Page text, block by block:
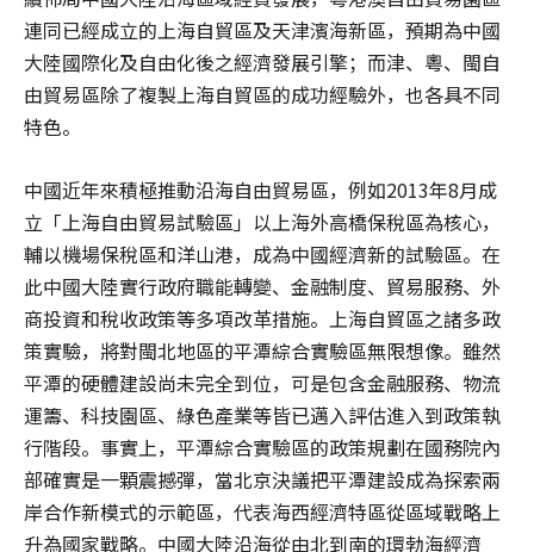
連同已經成立的上海自貿區及天津濱海新區，預期為中國
大陸國際化及自由化後之經濟發展引擎；而津、粵、閩自
由貿易區除了複製上海自貿區的成功經驗外，也各具不同
特色。
中國近年來積極推動沿海自由貿易區，例如2013年8月成
立「上海自由貿易試驗區」以上海外高橋保稅區為核心，
輔以機場保稅區和洋山港，成為中國經濟新的試驗區。在
此中國大陸實行政府職能轉變、金融制度、貿易服務、外
商投資和稅收政策等多項改革措施。上海自貿區之諸多政
策實驗，將對閩北地區的平潭綜合實驗區無限想像。雖然
平潭的硬體建設尚未完全到位，可是包含金融服務、物流
運籌、科技園區、綠色產業等皆已邁入評估進入到政策執
行階段。事實上，平潭綜合實驗區的政策規劃在國務院內
部確實是一顆震撼彈，當北京決議把平潭建設成為探索兩
岸合作新模式的示範區，代表海西經濟特區從區域戰略上
升為國家戰略。中國大陸沿海從由北到南的環勃海經濟